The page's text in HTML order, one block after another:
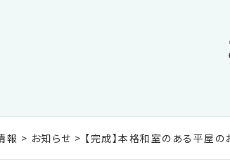
報 > お知らせ > 【完成】本格和室のある平屋の